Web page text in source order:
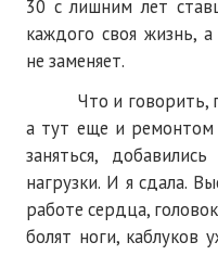
№ 1
№ 2
№ 4
№ 5
№ 6
30 с лишним лет
каждого своя жизнь,
не заменяет.
Что и говорить,
а тут еще и ремонтом
заняться,
нагрузки. И я сдала.
работе сердца,
болят ноги, каблуков